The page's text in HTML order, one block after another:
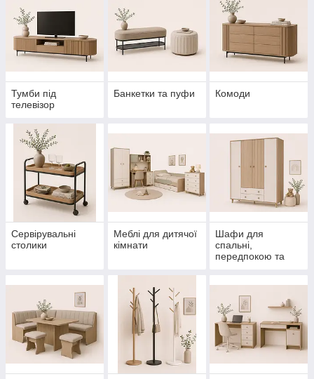
Тумби під
телевізор
Банкетки та пуфи Комоди
Сервірувальні
столики
Меблі для дитячої
кімнати
Шафи для
спальні,
передпокою та